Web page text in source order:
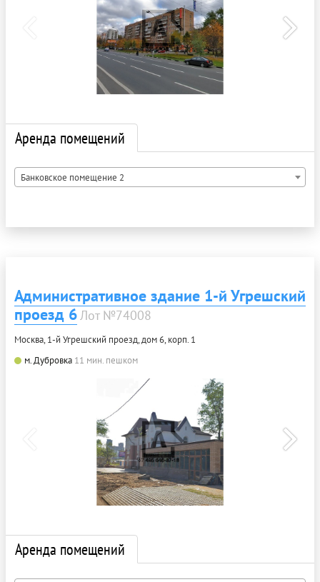
Аренда помещений
Банковское помещение 2
Административное здание 1-й Угрешский
проезд 6Лот №74008
Москва, 1-й Угрешский проезд, дом 6, корп. 1
м. Дубровка 11 мин. пешком
Аренда помещений